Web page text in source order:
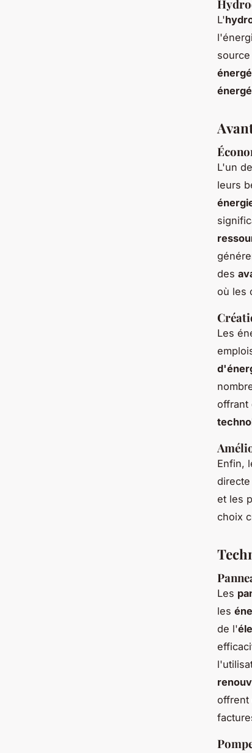
L'
L'un
leurs
des
où les
Les
offrant
Enfin,
directe
et les
choix
Les
les
de l'
offrent